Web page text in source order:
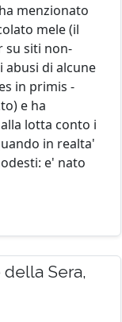
menzionato
mele (il
su siti non-
abusi di alcune
in primis -
e ha
lotta conto i
in realta'
e' nato
Sera,